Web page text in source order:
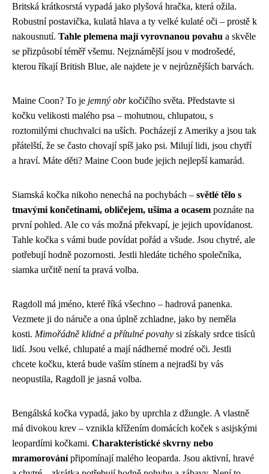
Britská krátkosrstá vypadá jako plyšová hračka, která ožila.
Robustní postavička, kulatá hlava a ty velké kulaté oči – prostě k
nakousnutí. Tahle plemena mají vyrovnanou povahu a skvěle
se přizpůsobí téměř všemu. Nejznámější jsou v modrošedé,
kterou říkají British Blue, ale najdete je v nejrůznějších barvách.
Maine Coon? To je jemný obrkočičího světa. Představte si
kočku velikosti malého psa – mohutnou, chlupatou, s
roztomilými chuchvalci na uších. Pocházejí z Ameriky a jsou tak
přátelští, že se často chovají spíš jako psi. Milují lidi, jsou chytří
a hraví. Máte děti? Maine Coon bude jejich nejlepší kamarád.
Siamská kočka nikoho nenechá na pochybách – světlé tělo s
tmavými končetinami, obličejem, ušima a ocasem poznáte na
první pohled. Ale co vás možná překvapí, je jejich upovídanost.
Tahle kočka s vámi bude povídat pořád a všude. Jsou chytré, ale
potřebují hodně pozornosti. Jestli hledáte tichého společníka,
siamka určitě není ta pravá volba.
Ragdoll má jméno, které říká všechno – hadrová panenka.
Vezmete ji do náruče a ona úplně zchladne, jako by neměla
kosti. Mimořádně klidné a přítulné povahy si získaly srdce tisíců
lidí. Jsou velké, chlupaté a mají nádherné modré oči. Jestli
chcete kočku, která bude vaším stínem a nejradši by vás
neopustila, Ragdoll je jasná volba.
Bengálská kočka vypadá, jako by uprchla z džungle. A vlastně
má divokou krev – vznikla křížením domácích koček s asijskými
leopardími kočkami. Charakteristické skvrny nebo
mramorovánípřipomínají malého leoparda. Jsou aktivní, hravé